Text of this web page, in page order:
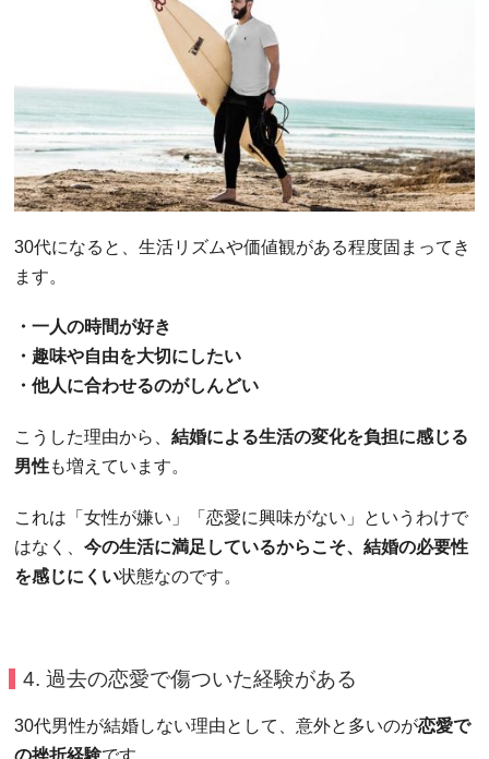
30代になると、生活リズムや価値観がある程度固まってき
ます。
・一人の時間が好き
・趣味や自由を大切にしたい
・他人に合わせるのがしんどい
こうした理由から、 結婚による生活の変化を負担に感じる
男性も増えています。
これは「女性が嫌い」「恋愛に興味がない」というわけで
はなく、 今の生活に満足しているからこそ、結婚の必要性
を感じにくい状態なのです。
4. 過去の恋愛で傷ついた経験がある
30代男性が結婚しない理由として、意外と多いのが恋愛で